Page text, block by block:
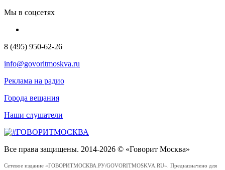
Мы в соцсетях
8 (495) 950-62-26
info@govoritmoskva.ru
Реклама на радио
Города вещания
Наши слушатели
Все права защищены. 2014-2026 © «Говорит Москва»
Сетевое издание «ГОВОРИТМОСКВА.РУ/GOVORITMOSKVA.RU». Предназначено для